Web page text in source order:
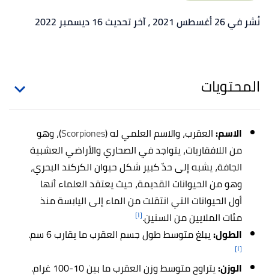
نُشر في 26 أغسطس 2021
، آخر تحديث 16 ديسمبر 2022
المحتويات
الاسم:العقرب، والاسم العلمي له (Scorpiones)، وهو
من اللافقاريات، يتواجد في الصحاري والأراضي العشبية
الجافة، يشبه إلى حدّ كبير شكل حيوان الكركند البحري،
وهو من الحيوانات القديمة، حيث يعتقد العلماء أنها
أول الحيوانات التي انتقلت من الماء إلى اليابسة منذ
مئات الملايين من السنين.[١]
الطول:يبلغ متوسط طول جسم العقرب ما يقارب 6 سم.
[١]
الوزن:يتراوح متوسط وزن العقرب ما بين 10-100 غرام.